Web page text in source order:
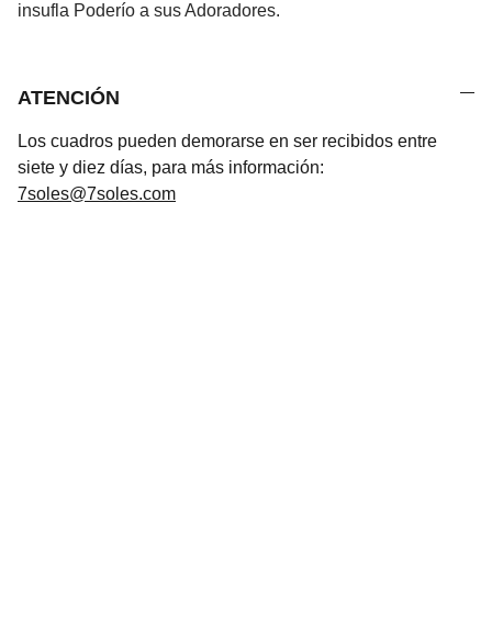
insufla Poderío a sus Adoradores.
ATENCIÓN
Los cuadros pueden demorarse en ser recibidos entre
siete y diez días, para más información:
7soles@7soles.com